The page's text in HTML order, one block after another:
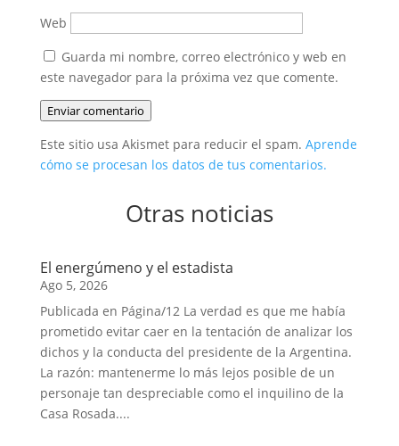
Web
Guarda mi nombre, correo electrónico y web en
este navegador para la próxima vez que comente.
Enviar comentario
Este sitio usa Akismet para reducir el spam. Aprende
cómo se procesan los datos de tus comentarios.
Otras noticias
El energúmeno y el estadista
Ago 5, 2026
Publicada en Página/12 La verdad es que me había
prometido evitar caer en la tentación de analizar los
dichos y la conducta del presidente de la Argentina.
La razón: mantenerme lo más lejos posible de un
personaje tan despreciable como el inquilino de la
Casa Rosada....